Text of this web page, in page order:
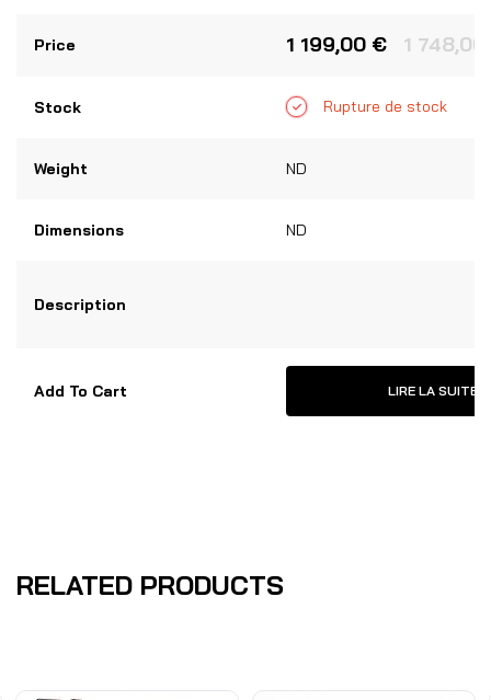
5
Price 1 748,00
1 199,00 €
Stock Rupture de stock
Weight ND
Dimensions ND
Description
Add To Cart LIRE LA SUITE
RELATED PRODUCTS